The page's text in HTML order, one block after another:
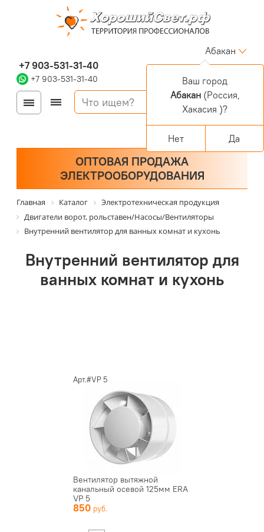
+7 903-531-31-40
+7 903-531-31-40
Абакан
Войти
Регистрация
Корзина
0 позиций
ОПТОВАЯ ПРОДАЖА
ЭЛЕКТРООБОРУДОВАНИЯ
Главная Каталог
Электротехническая продукция
Двигатели ворот, рольставен/Насосы/Вентиляторы
Внутренний вентилятор для ванных комнат и кухонь
Внутренний вентилятор для
ванных комнат и кухонь
Арт.#VP 5
Вентилятор вытяжной
канальный осевой 125мм ERA
VP 5
850
Ваш город
Абакан(Россия,
Хакасия )?
Нет Да